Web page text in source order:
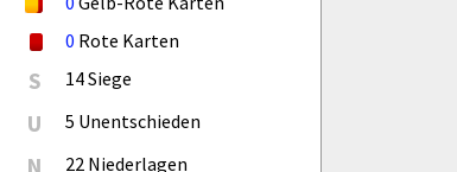
0 Rote Karten
S 14 Siege
U 5 Unentschieden
N 22 Niederlagen